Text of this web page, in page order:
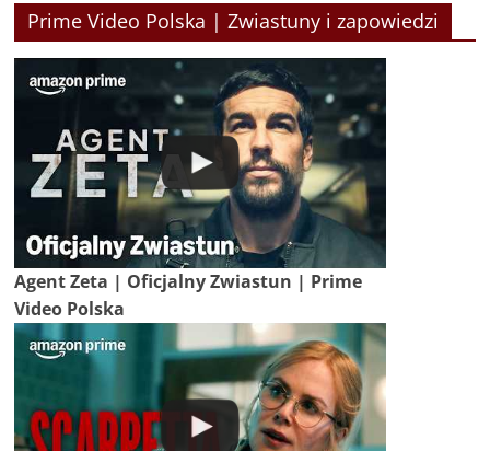
Prime Video Polska | Zwiastuny i zapowiedzi
Agent Zeta | Oficjalny Zwiastun | Prime
Video Polska